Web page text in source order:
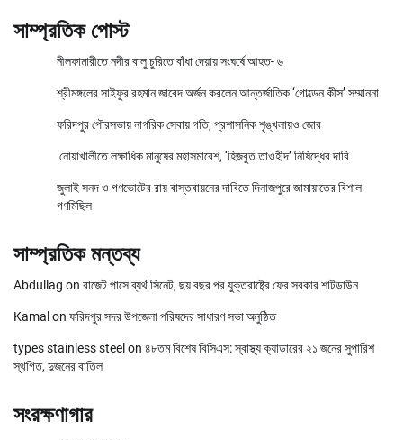
সাম্প্রতিক পোস্ট
নীলফামারীতে নদীর বালু চুরিতে বাঁধা দেয়ায় সংঘর্ষে আহত- ৬
শ্রীমঙ্গলের সাইফুর রহমান জাবেদ অর্জন করলেন আন্তর্জাতিক ‘গোল্ডেন কীস’ সম্মাননা
ফরিদপুর পৌরসভায় নাগরিক সেবায় গতি, প্রশাসনিক শৃঙ্খলায়ও জোর
নোয়াখালীতে লক্ষাধিক মানুষের মহাসমাবেশ, ‘হিজবুত তাওহীদ’ নিষিদ্ধের দাবি
জুলাই সনদ ও গণভোটের রায় বাস্তবায়নের দাবিতে দিনাজপুরে জামায়াতের বিশাল
গণমিছিল
সাম্প্রতিক মন্তব্য
Abdullag on বাজেট পাসে ব্যর্থ সিনেট, ছয় বছর পর যুক্তরাষ্ট্রে ফের সরকার শাটডাউন
Kamal on ফরিদপুর সদর উপজেলা পরিষদের সাধারণ সভা অনুষ্ঠিত
types stainless steel on ৪৮তম বিশেষ বিসিএস: স্বাস্থ্য ক্যাডারের ২১ জনের সুপারিশ
স্থগিত, দুজনের বাতিল
সংরক্ষণাগার